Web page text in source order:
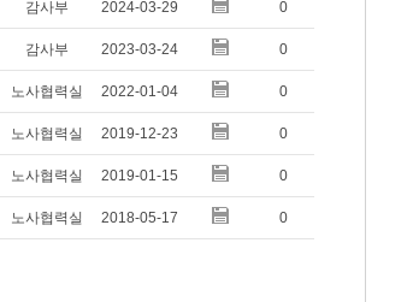
감사부 2024-03-29 0
감사부 2023-03-24 0
노사협력실 2022-01-04 0
노사협력실 2019-12-23 0
노사협력실 2019-01-15 0
노사협력실 2018-05-17 0